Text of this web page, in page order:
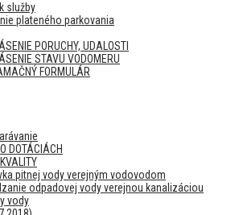
služby
plateného parkovania
PORUCHY, UDALOSTI
STAVU VODOMERU
FORMULÁR
DOTÁCIÁCH
pitnej vody verejným vodovodom
odpadovej vody verejnou kanalizáciou
vody